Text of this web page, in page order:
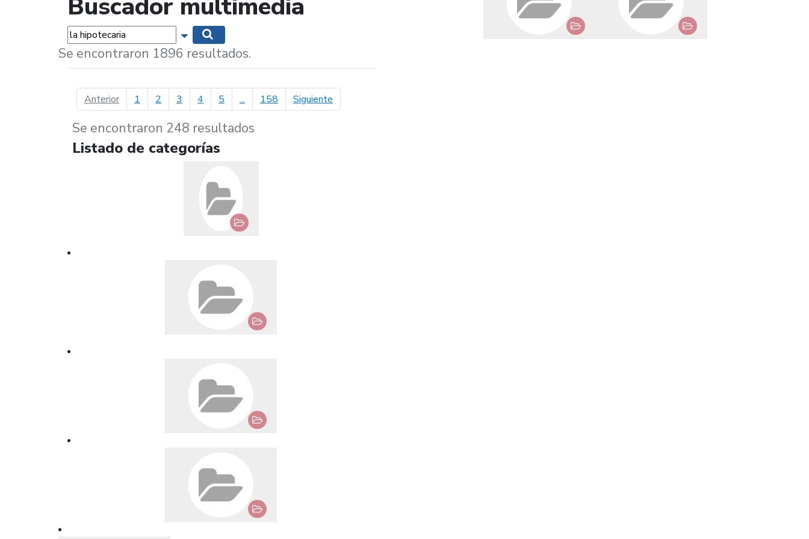
Buscador multimedia
Palabras... Mostrar opciones de búsqueda
Se encontraron 1896 resultados.
Anteriorpágina anterior
1 2 3 4 5 ... 158 Siguientepágina siguiente
Se encontraron 248 resultados
Listado de categorías